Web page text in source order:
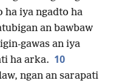
iya ngadto ha
an bawbaw
gawas an iya
ha arka. 10
ngan an sarapati